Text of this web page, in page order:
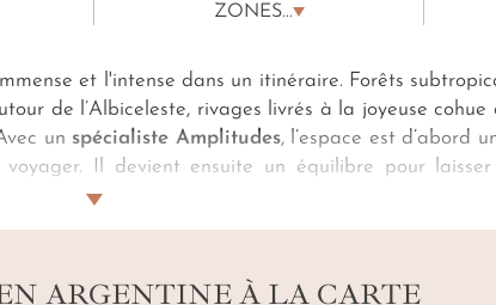
ZONES...
et l'intense dans un itinéraire. Forêts
de l’Albiceleste, rivages livrés à la joyeuse
un spécialiste Amplitudes, l’espace est d’abord
Il devient ensuite un équilibre pour
a puntoen estancia, d’un tango en
ARGENTINE À LA CARTE